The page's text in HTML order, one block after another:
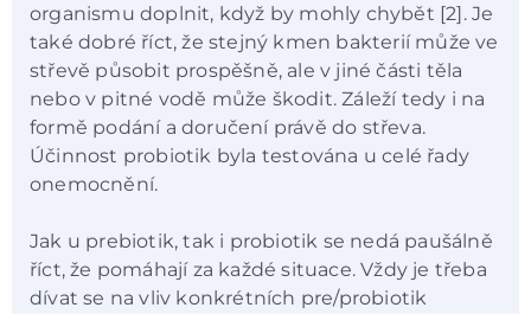
organismu doplnit, když by mohly chybět [2]. Je
také dobré říct, že stejný kmen bakterií může ve
střevě působit prospěšně, ale v jiné části těla
nebo v pitné vodě může škodit. Záleží tedy i na
formě podání a doručení právě do střeva.
Účinnost probiotik byla testována u celé řady
onemocnění.
Jak u prebiotik, tak i probiotik se nedá paušálně
říct, že pomáhají za každé situace. Vždy je třeba
dívat se na vliv konkrétních pre/probiotik